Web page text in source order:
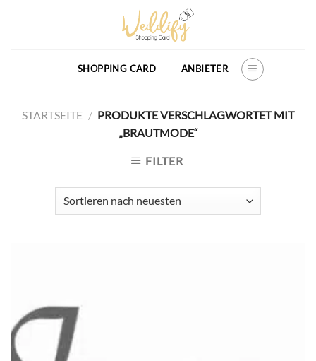
SHOPPING CARD ANBIETER
STARTSEITE / PRODUKTE VERSCHLAGWORTET MIT
„BRAUTMODE“
FILTER